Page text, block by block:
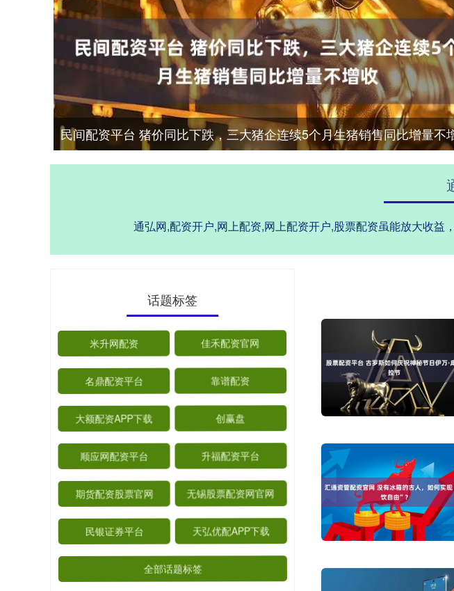
民间配资平台 猪价同比下跌，三大猪企连续5个月生猪销售同比增量不
通弘网,配资开户,网上配资,网上配资开户,股票配资虽能放大收益
话题标签
米升网配资 佳禾配资官网
名鼎配资平台 靠谱配资
大额配资APP下载 创赢盘
顺应网配资平台 升福配资平台
期货配资股票官网 无锡股票配资网官网
民银证券平台 天弘优配APP下载
全部话题标签